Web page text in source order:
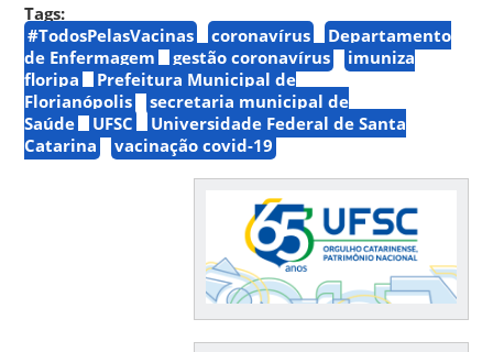
Tags:
#TodosPelasVacinas
coronavírus
Departamento
de Enfermagem
gestão coronavírus
imuniza
floripa
Prefeitura Municipal de
Florianópolis
secretaria municipal de
Saúde
UFSC
Universidade Federal de Santa
Catarina
vacinação covid-19